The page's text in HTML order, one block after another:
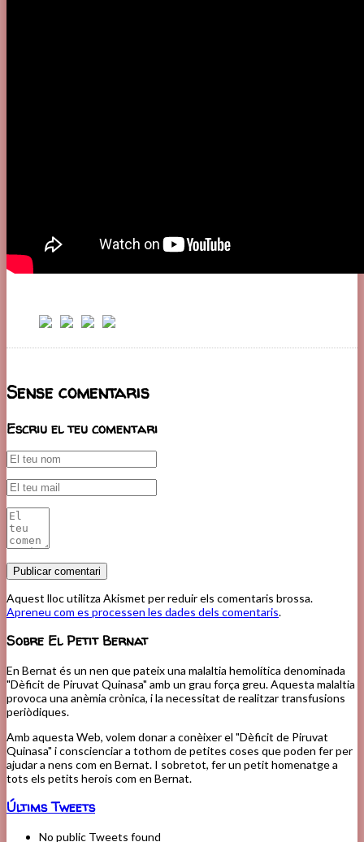
Sense comentaris
Escriu el teu comentari
Aquest lloc utilitza Akismet per reduir els comentaris brossa.
Apreneu com es processen les dades dels comentaris.
Sobre El Petit Bernat
En Bernat és un nen que pateix una malaltia hemolítica denominada
"Dèficit de Piruvat Quinasa" amb un grau força greu. Aquesta malaltia
provoca una anèmia crònica, i la necessitat de realitzar transfusions
periòdiques.
Amb aquesta Web, volem donar a conèixer el "Dèficit de Piruvat
Quinasa" i conscienciar a tothom de petites coses que poden fer per
ajudar a nens com en Bernat. I sobretot, fer un petit homenatge a
tots els petits herois com en Bernat.
Últims Tweets
No public Tweets found